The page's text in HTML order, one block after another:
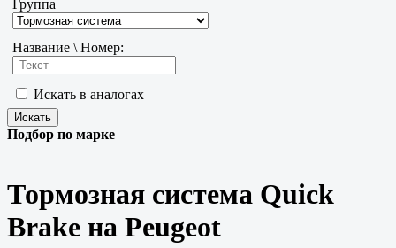
Группа
Название \ Номер:
Искать в аналогах
Подбор по марке
Тормозная система Quick
Brake на Peugeot